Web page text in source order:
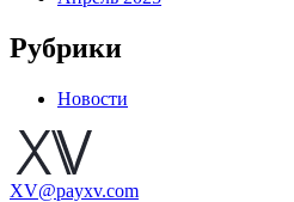
Рубрики
Новости
XV@payxv.com